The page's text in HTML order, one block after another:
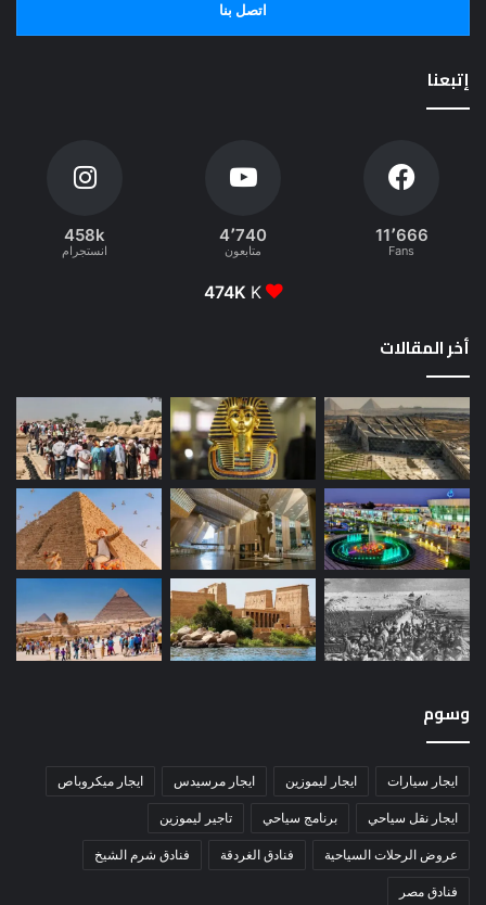
اتصل بنا
إتبعنا
11٬666
Fans
4٬740
متابعون
458k
انستجرام
474K K
أخر المقالات
وسوم
ايجار سيارات ايجار ليموزين ايجار مرسيدس ايجار ميكروباص
ايجار نقل سياحي برنامج سياحي تاجير ليموزين
عروض الرحلات السياحية فنادق الغردقة فنادق شرم الشيخ
فنادق مصر